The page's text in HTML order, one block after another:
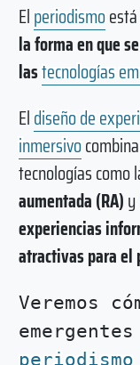
Elperiodismoestá
la forma en que
lastecnologías
Eldiseño de
inmersivo
tecnologías como
aumentada (RA)
experiencias
atractivas para el
Veremos
periodismo